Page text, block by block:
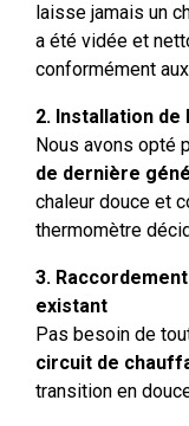
laisse jamais un
a été vidée et
conformément
2. Installation de
Nous avons opté
de dernière
chaleur douce et
thermomètre
3.
existant
Pas besoin de
circuit de
transition en